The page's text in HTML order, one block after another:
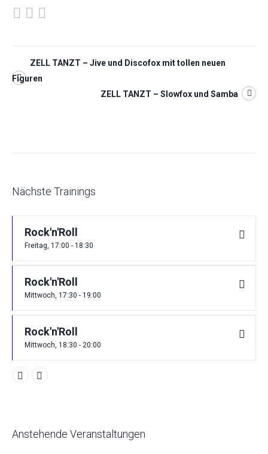
ZELL TANZT – Jive und Discofox mit tollen neuen
Figuren
ZELL TANZT – Slowfox und Samba
Nächste Trainings
Rock'n'Roll
Freitag, 17:00 - 18:30
Rock'n'Roll
Mittwoch, 17:30 - 19:00
Rock'n'Roll
Mittwoch, 18:30 - 20:00
Anstehende Veranstaltungen